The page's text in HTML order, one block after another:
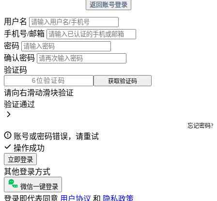
返回账号登录
用户名
手机号/邮箱
密码
确认密码
验证码
获取验证码
请向右滑动滑块验证
验证通过
忘记密码?
账号或密码错误，请重试
操作成功
立即登录
其他登录方式
微信一键登录
登录即代表同意 用户协议 和 隐私政策